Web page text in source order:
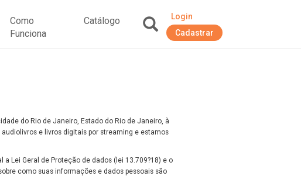
Como
Funciona
Catálogo
Login
Cadastrar
do Rio de Janeiro, Estado do Rio de Janeiro, à
e livros digitais por streaming e estamos
Lei Geral de Proteção de dados (lei 13.709?18) e o
como suas informações e dados pessoais são